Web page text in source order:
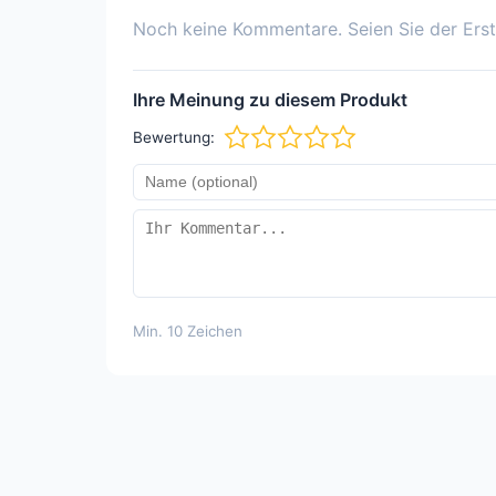
Noch keine Kommentare. Seien Sie der
Ihre Meinung zu diesem Produkt
Bewertung:
Min. 10 Zeichen